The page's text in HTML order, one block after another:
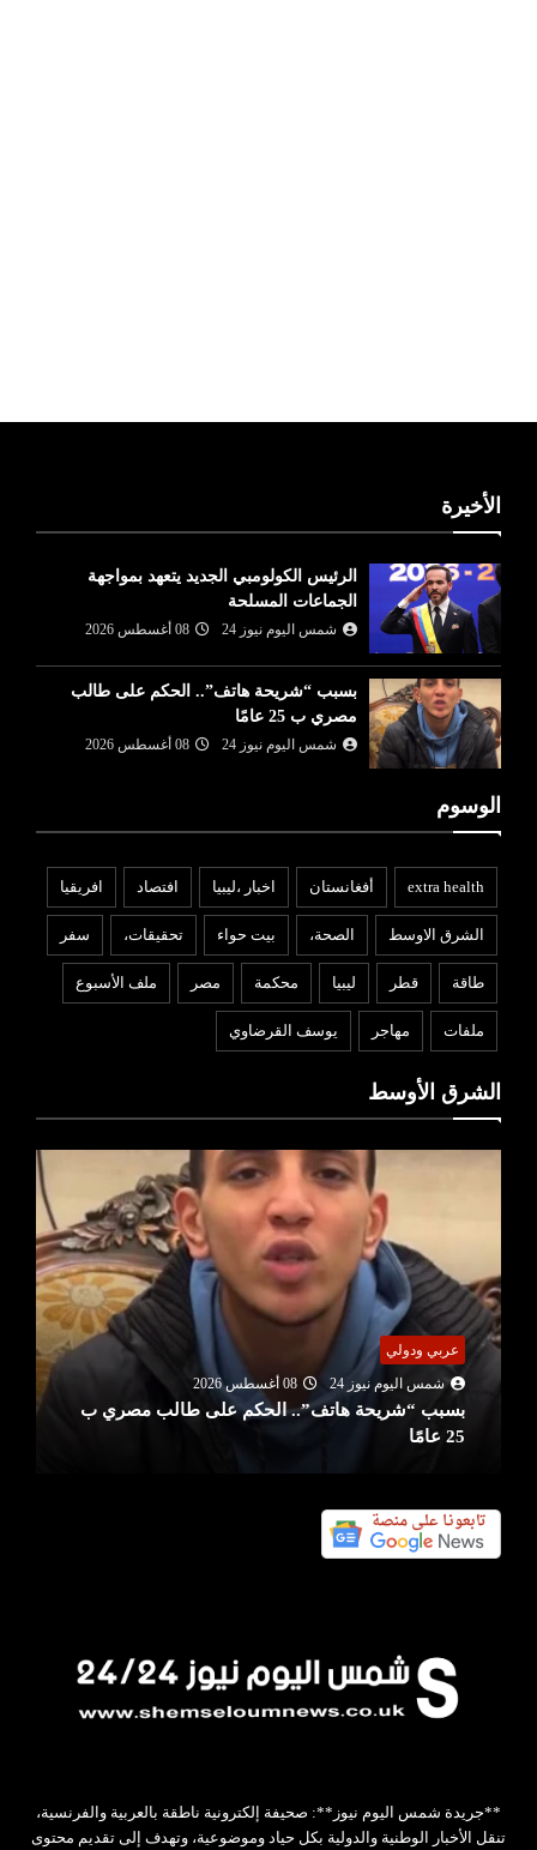
الأخيرة
الرئيس الكولومبي الجديد يتعهد بمواجهة
الجماعات المسلحة
شمس اليوم نيوز 24 08 أغسطس 2026
بسبب “شريحة هاتف”.. الحكم على طالب
مصري ب 25 عامًا
شمس اليوم نيوز 24 08 أغسطس 2026
الوسوم
extra health أفغانستان اخبار ،ليبيا افتصاد افريقيا
الشرق الاوسط الصحة، بيت حواء تحقيقات، سفر
طاقة قطر ليبيا محكمة مصر ملف الأسبوع
ملفات مهاجر يوسف القرضاوي
الشرق الأوسط
عربي ودولي
شمس اليوم نيوز 24
08 أغسطس 2026
بسبب “شريحة هاتف”.. الحكم على طالب مصري ب
25 عامًا
**جريدة شمس اليوم نيوز**: صحيفة إلكترونية ناطقة بالعربية والفرنسية،
تنقل الأخبار الوطنية والدولية بكل حياد وموضوعية، وتهدف إلى تقديم محتوى